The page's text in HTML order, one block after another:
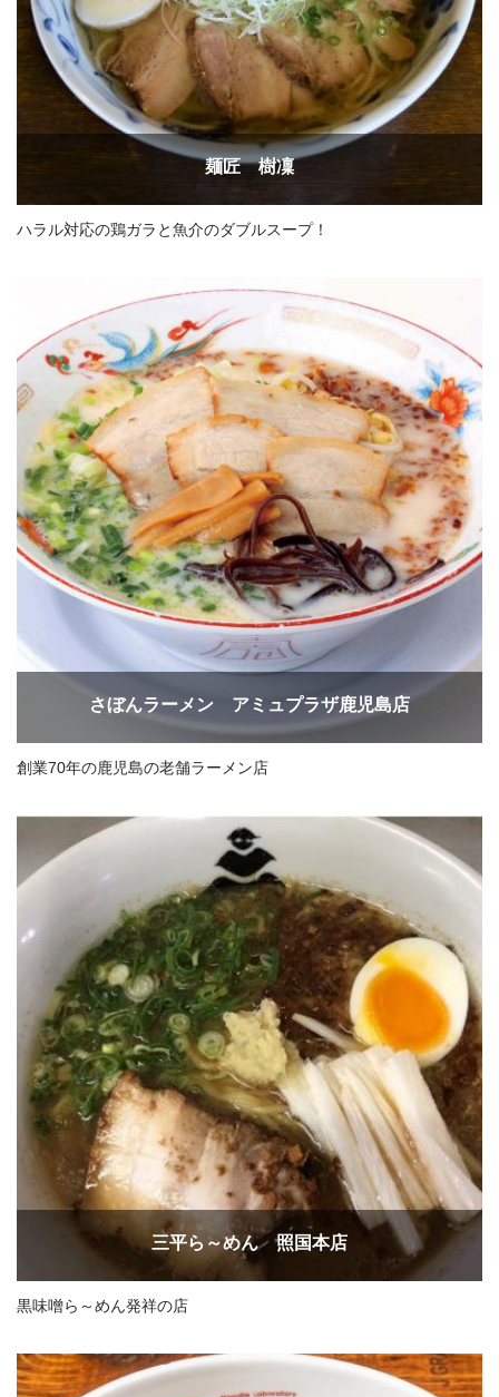
麺匠 樹凜
ハラル対応の鶏ガラと魚介のダブルスープ！
さぼんラーメン アミュプラザ鹿児島店
創業70年の鹿児島の老舗ラーメン店
三平ら～めん 照国本店
黒味噌ら～めん発祥の店